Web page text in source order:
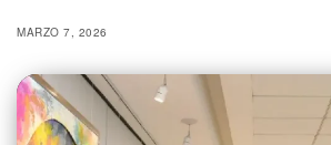
MARZO 7, 2026